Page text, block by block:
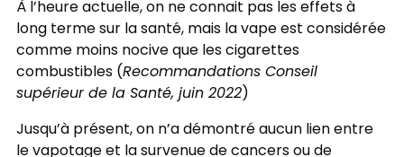
À l’heure actuelle, on ne connait pas les effets à
long terme sur la santé, mais la vape est considérée
comme moins nocive que les cigarettes
combustibles (Recommandations Conseil
supérieur de la Santé, juin 2022)
Jusqu’à présent, on n’a démontré aucun lien entre
le vapotage et la survenue de cancers ou de